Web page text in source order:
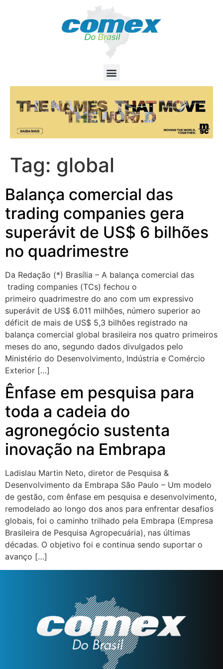
Tag: global
Balança comercial das
trading companies gera
superávit de US$ 6 bilhões
no quadrimestre
Da Redação (*) Brasília – A balança comercial das
trading companies (TCs) fechou o
primeiro quadrimestre do ano com um expressivo
superávit de US$ 6.011 milhões, número superior ao
déficit de mais de US$ 5,3 bilhões registrado na
balança comercial global brasileira nos quatro primeiros
meses do ano, segundo dados divulgados pelo
Ministério do Desenvolvimento, Indústria e Comércio
Exterior […]
Ênfase em pesquisa para
toda a cadeia do
agronegócio sustenta
inovação na Embrapa
Ladislau Martin Neto, diretor de Pesquisa &
Desenvolvimento da Embrapa São Paulo – Um modelo
de gestão, com ênfase em pesquisa e desenvolvimento,
remodelado ao longo dos anos para enfrentar desafios
globais, foi o caminho trilhado pela Embrapa (Empresa
Brasileira de Pesquisa Agropecuária), nas últimas
décadas. O objetivo foi e continua sendo suportar o
avanço […]